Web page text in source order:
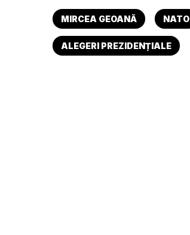
MIRCEA GEOANĂ NATO
ALEGERI PREZIDENȚIALE